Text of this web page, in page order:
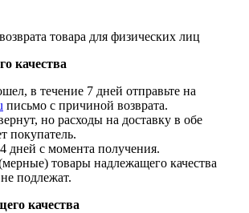
товара для физических лиц
качества
в течение 7 дней отправьте на
письмо с причиной возврата.
но расходы на доставку в обе
покупатель.
дней с момента получения.
товары надлежащего качества
подлежат.
качества